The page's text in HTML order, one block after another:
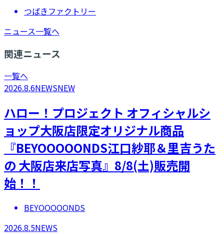
つばきファクトリー
ニュース一覧へ
関連ニュース
一覧へ
2026.8.6NEWSNEW
ハロー！プロジェクト オフィシャルシ
ョップ大阪店限定オリジナル商品
『BEYOOOOONDS江口紗耶＆里吉うた
の 大阪店来店写真』8/8(土)販売開
始！！
BEYOOOOONDS
2026.8.5NEWS